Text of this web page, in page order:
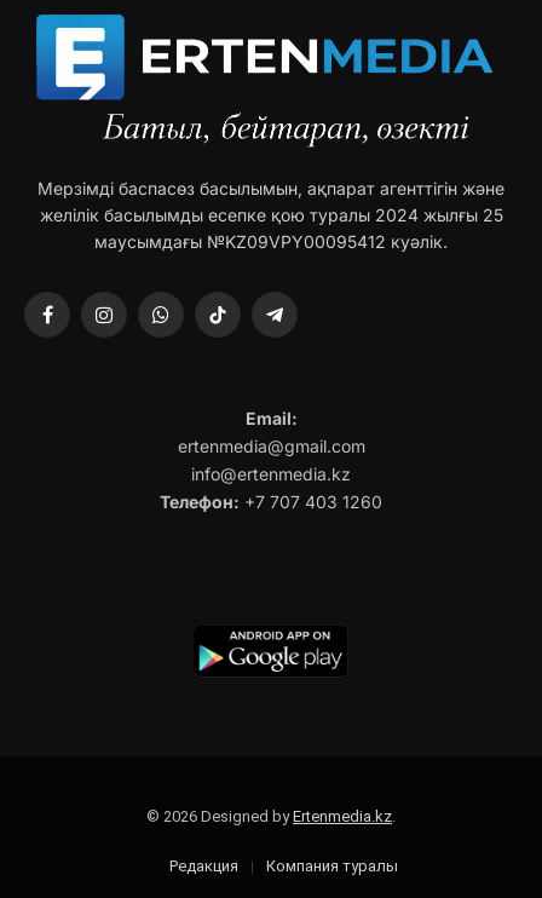
Мерзімді баспасөз басылымын, ақпарат агенттігін және
желілік басылымды есепке қою туралы 2024 жылғы 25
маусымдағы №KZ09VPY00095412 куәлік.
FacebookInstagramWhatsAppTikTok Telegram
Email:
ertenmedia@gmail.com
info@ertenmedia.kz
Телефон: +7 707 403 1260
© 2026 Designed byErtenmedia.kz.
Редакция Компания туралы